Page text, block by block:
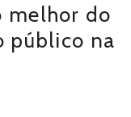
melhor do
público na